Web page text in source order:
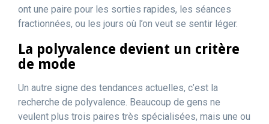
ont une paire pour les sorties rapides, les séances
fractionnées, ou les jours où l’on veut se sentir léger.
La polyvalence devient un critère
de mode
Un autre signe des tendances actuelles, c’est la
recherche de polyvalence. Beaucoup de gens ne
veulent plus trois paires très spécialisées, mais une ou